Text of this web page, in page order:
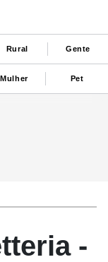
Rural Gente
Mulher Pet
-